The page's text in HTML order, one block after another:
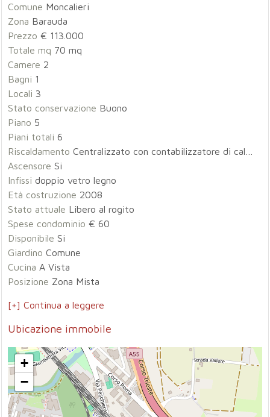
Comune Moncalieri
Zona Barauda
Prezzo € 113.000
Totale mq 70 mq
Camere 2
Bagni 1
Locali 3
Stato conservazione Buono
Piano 5
Piani totali 6
Riscaldamento Centralizzato con contabilizzatore di calore
Ascensore Si
Infissi doppio vetro legno
Età costruzione 2008
Stato attuale Libero al rogito
Spese condominio € 60
Disponibile Si
Giardino Comune
Cucina A Vista
Posizione Zona Mista
[+] Continua a leggere
Ubicazione immobile
+
−